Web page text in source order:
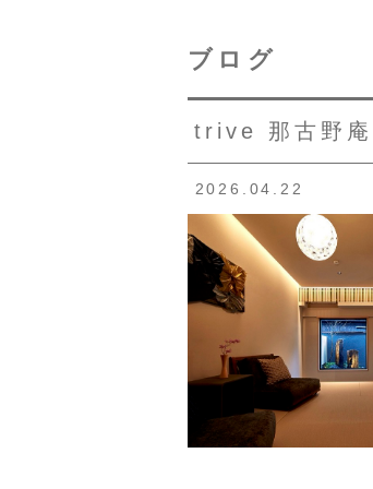
ブログ
trive 那古野庵
2026.04.22